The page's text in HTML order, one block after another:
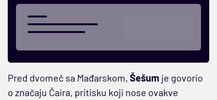
Pred dvomeč sa Mađarskom, Šešum je govorio
o značaju Čaira, pritisku koji nose ovakve